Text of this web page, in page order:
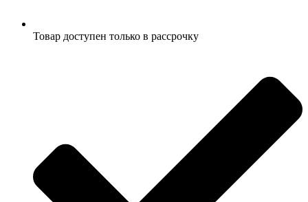
Товар доступен только в рассрочку